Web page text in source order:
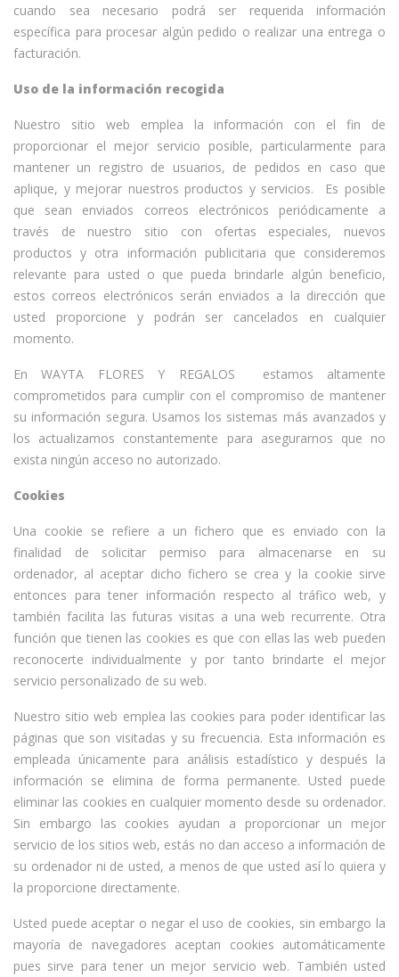
cuando sea necesario podrá ser requerida información
específica para procesar algún pedido o realizar una entrega o
facturación.
Uso de la información recogida
Nuestro sitio web emplea la información con el fin de
proporcionar el mejor servicio posible, particularmente para
mantener un registro de usuarios, de pedidos en caso que
aplique, y mejorar nuestros productos y servicios. Es posible
que sean enviados correos electrónicos periódicamente a
través de nuestro sitio con ofertas especiales, nuevos
productos y otra información publicitaria que consideremos
relevante para usted o que pueda brindarle algún beneficio,
estos correos electrónicos serán enviados a la dirección que
usted proporcione y podrán ser cancelados en cualquier
momento.
En WAYTA FLORES Y REGALOS estamos altamente
comprometidos para cumplir con el compromiso de mantener
su información segura. Usamos los sistemas más avanzados y
los actualizamos constantemente para asegurarnos que no
exista ningún acceso no autorizado.
Cookies
Una cookie se refiere a un fichero que es enviado con la
finalidad de solicitar permiso para almacenarse en su
ordenador, al aceptar dicho fichero se crea y la cookie sirve
entonces para tener información respecto al tráfico web, y
también facilita las futuras visitas a una web recurrente. Otra
función que tienen las cookies es que con ellas las web pueden
reconocerte individualmente y por tanto brindarte el mejor
servicio personalizado de su web.
Nuestro sitio web emplea las cookies para poder identificar las
páginas que son visitadas y su frecuencia. Esta información es
empleada únicamente para análisis estadístico y después la
información se elimina de forma permanente. Usted puede
eliminar las cookies en cualquier momento desde su ordenador.
Sin embargo las cookies ayudan a proporcionar un mejor
servicio de los sitios web, estás no dan acceso a información de
su ordenador ni de usted, a menos de que usted así lo quiera y
la proporcione directamente.
Usted puede aceptar o negar el uso de cookies, sin embargo la
mayoría de navegadores aceptan cookies automáticamente
pues sirve para tener un mejor servicio web. También usted